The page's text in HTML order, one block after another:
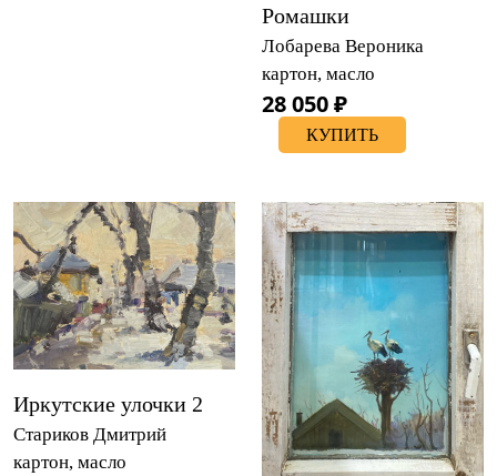
Ромашки
Лобарева Вероника
картон, масло
28 050 ₽
КУПИТЬ
Иркутские улочки 2
Стариков Дмитрий
картон, масло